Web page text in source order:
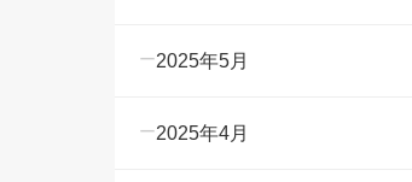
2025年5月
2025年4月